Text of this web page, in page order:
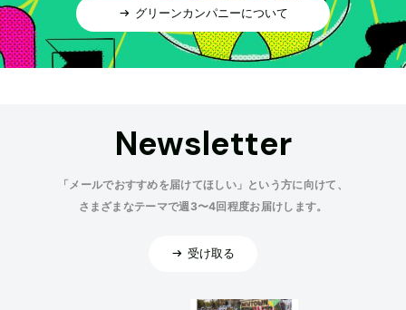
グリーンカンパニーについて
Newsletter
「メールでおすすめを届けてほしい」という方に向けて、
さまざまなテーマで週3〜4回程度お届けします。
受け取る